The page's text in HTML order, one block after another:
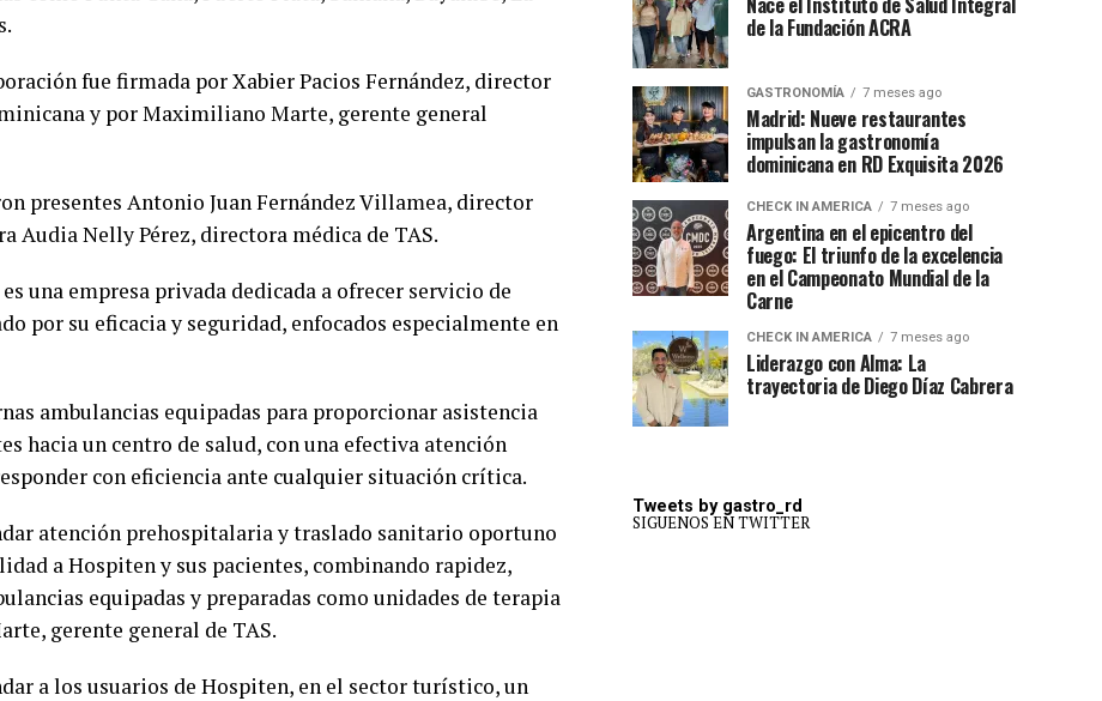
fue firmada por Xabier Pacios Fernández, director
y por Maximiliano Marte, gerente general
presentes Antonio Juan Fernández Villamea, director
Audia Nelly Pérez, directora médica de TAS.
una empresa privada dedicada a ofrecer servicio de
por su eficacia y seguridad, enfocados especialmente en
ambulancias equipadas para proporcionar asistencia
hacia un centro de salud, con una efectiva atención
con eficiencia ante cualquier situación crítica.
atención prehospitalaria y traslado sanitario oportuno
a Hospiten y sus pacientes, combinando rapidez,
equipadas y preparadas como unidades de terapia
gerente general de TAS.
a los usuarios de Hospiten, en el sector turístico, un
de la Fundación ACRA
GASTRONOMÍA 7 meses ago
Madrid: Nueve restaurantes
impulsan la gastronomía
dominicana en RD Exquisita 2026
CHECK IN AMERICA 7 meses ago
Argentina en el epicentro del
fuego: El triunfo de la excelencia
en el Campeonato Mundial de la
Carne
CHECK IN AMERICA 7 meses ago
Liderazgo con Alma: La
trayectoria de Diego Díaz Cabrera
Tweets by gastro_rd
SIGUENOS EN TWITTER